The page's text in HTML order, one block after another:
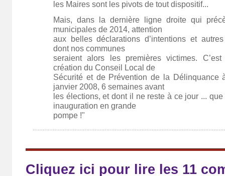
les Maires sont les pivots de tout dispositif...
Mais, dans la dernière ligne droite qui
municipales de 2014, attention
aux belles déclarations d’intentions et
dont nos communes
seraient alors les premières victimes.
création du Conseil Local de
Sécurité et de Prévention de la Délinquance
janvier 2008, 6 semaines avant
les élections, et dont il ne reste à ce jour ... que
inauguration en grande
pompe !"
Cliquez ici pour lire les 11